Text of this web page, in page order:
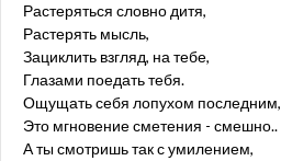
Растеряться словно дитя,
Растерять мысль,
Зациклить взгляд, на тебе,
Глазами поедать тебя.
Ощущать себя лопухом последним,
Это мгновение сметения - смешно..
А ты смотришь так с умилением,